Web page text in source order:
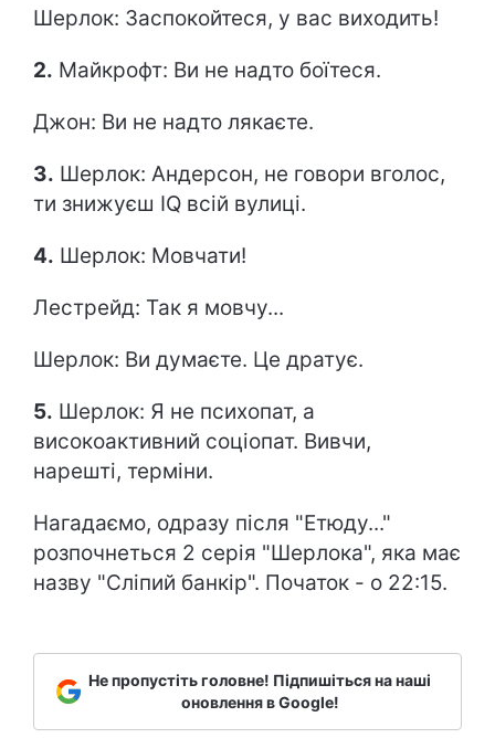
Шерлок: Заспокойтеся, у вас виходить!
2. Майкрофт: Ви не надто боїтеся.
Джон: Ви не надто лякаєте.
3. Шерлок: Андерсон, не говори вголос,
ти знижуєш IQ всій вулиці.
4. Шерлок: Мовчати!
Лестрейд: Так я мовчу...
Шерлок: Ви думаєте. Це дратує.
5. Шерлок: Я не психопат, а
високоактивний соціопат. Вивчи,
нарешті, терміни.
Нагадаємо, одразу після "Етюду..."
розпочнеться 2 серія "Шерлока", яка має
назву "Сліпий банкір". Початок - о 22:15.
Не пропустіть головне! Підпишіться на наші
оновлення в Google!